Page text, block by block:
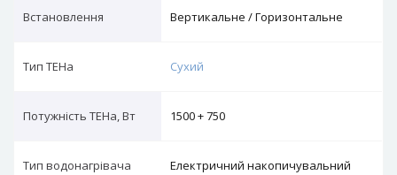
Встановлення Вертикальне / Горизонтальне
Тип ТЕНа Сухий
Потужність ТЕНа, Вт 1500 + 750
Тип водонагрівача Електричний накопичувальний